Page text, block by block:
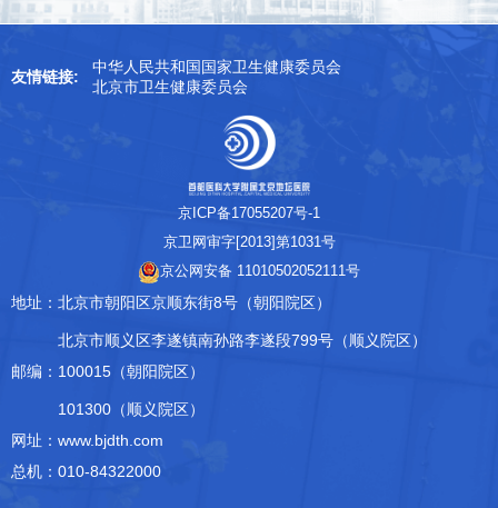
友情链接:
中华人民共和国国家卫生健康委员会
北京市卫生健康委员会
京ICP备17055207号-1
京卫网审字[2013]第1031号
京公网安备 11010502052111号
地址： 北京市朝阳区京顺东街8号（朝阳院区）
北京市顺义区李遂镇南孙路李遂段799号（顺义院区）
邮编： 100015（朝阳院区）
101300（顺义院区）
网址：www.bjdth.com
总机：010-84322000